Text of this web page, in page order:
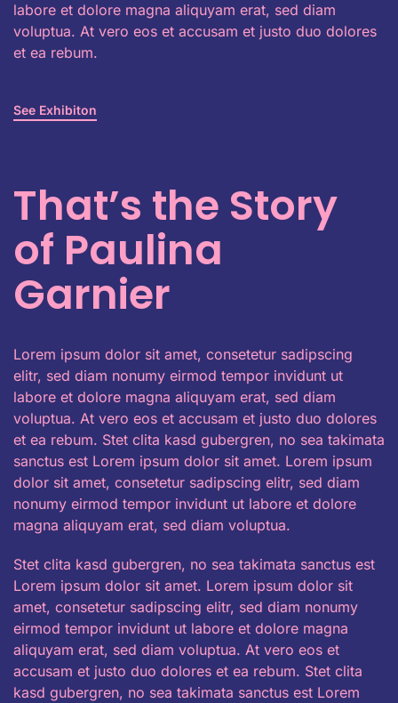
labore et dolore magna aliquyam erat, sed diam
voluptua. At vero eos et accusam et justo duo dolores
et ea rebum.
See Exhibiton
That’s the Story
of Paulina
Garnier
Lorem ipsum dolor sit amet, consetetur sadipscing
elitr, sed diam nonumy eirmod tempor invidunt ut
labore et dolore magna aliquyam erat, sed diam
voluptua. At vero eos et accusam et justo duo dolores
et ea rebum. Stet clita kasd gubergren, no sea takimata
sanctus est Lorem ipsum dolor sit amet. Lorem ipsum
dolor sit amet, consetetur sadipscing elitr, sed diam
nonumy eirmod tempor invidunt ut labore et dolore
magna aliquyam erat, sed diam voluptua.
Stet clita kasd gubergren, no sea takimata sanctus est
Lorem ipsum dolor sit amet. Lorem ipsum dolor sit
amet, consetetur sadipscing elitr, sed diam nonumy
eirmod tempor invidunt ut labore et dolore magna
aliquyam erat, sed diam voluptua. At vero eos et
accusam et justo duo dolores et ea rebum. Stet clita
kasd gubergren, no sea takimata sanctus est Lorem